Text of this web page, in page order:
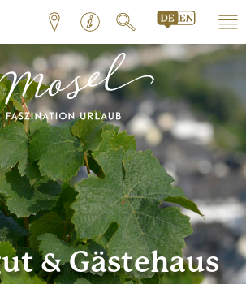
& Gästehaus